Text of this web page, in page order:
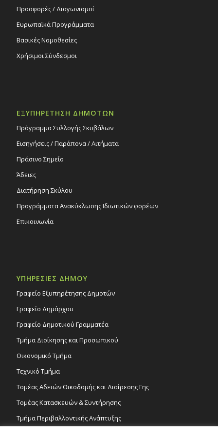
Προσφορές / Διαγωνισμοί
Ευρωπαϊκά Προγράμματα
Βασικές Νομοθεσίες
Χρήσιμοι Σύνδεσμοι
ΕΞΥΠΗΡΕΤΗΣΗ ΔΗΜΟΤΩΝ
Πρόγραμμα Συλλογής Σκυβάλων
Εισηγήσεις / Παράπονα / Αιτήματα
Πράσινο Σημείο
Άδειες
Διατήρηση Σκύλου
Προγράμματα Ανακύκλωσης Ιδιωτικών φορέων
Επικοινωνία
ΥΠΗΡΕΣΙΕΣ ΔΗΜΟΥ
Γραφείο Εξυπηρέτησης Δημοτών
Γραφείο Δημάρχου
Γραφείο Δημοτικού Γραμματέα
Τμήμα Διοίκησης και Προσωπικού
Οικονομικό Τμήμα
Τεχνικό Τμήμα
Τομέας Αδειών Οικοδομής και Διαίρεσης Γης
Τομέας Κατασκευών & Συντήρησης
Τμήμα Περιβαλλοντικής Ανάπτυξης